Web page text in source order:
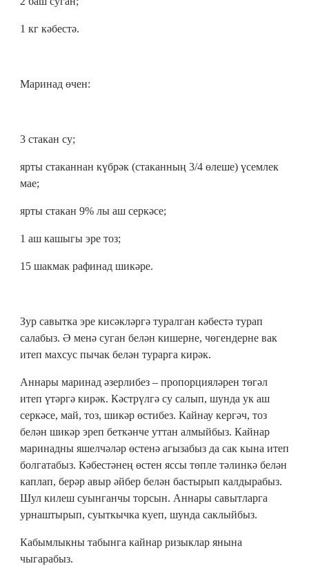
1 кг кәбестә.
Маринад өчен:
3 стакан су;
ярты стаканнан күбрәк (стаканның 3/4 өлеше) үсемлек
мае;
ярты стакан 9% лы аш серкәсе;
1 аш кашыгы эре тоз;
15 шакмак рафинад шикәре.
Зур савытка эре кисәкләргә туралган кәбестә турап
салабыз. Ә менә суган белән кишерне, чөгендерне вак
итеп махсус пычак белән турарга кирәк.
Аннары маринад әзерлибез – пропорцияләрен төгәл
итеп үтәргә кирәк. Кәстрүлгә су салып, шунда ук аш
серкәсе, май, тоз, шикәр өстибез. Кайнау кергәч, тоз
белән шикәр эреп беткәнче уттан алмыйбыз. Кайнар
маринадны яшелчәләр өстенә агызабыз да сак кына итеп
болгатабыз. Кәбестәнең өстен яссы төпле тәлинкә белән
каплап, берәр авыр әйбер белән бастырып калдырабыз.
Шул килеш суынганчы торсын. Аннары савытларга
урнаштырып, суыткычка куеп, шунда саклыйбыз.
Кабымлыкны табынга кайнар ризыклар янына
чыгарабыз.